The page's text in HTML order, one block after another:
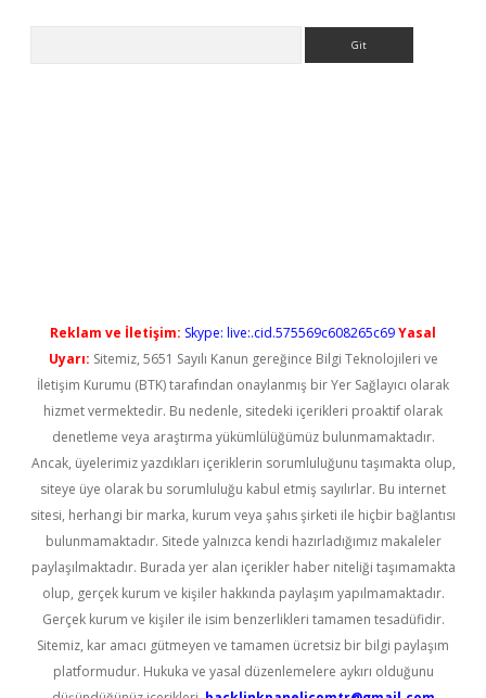
Reklam ve İletişim: Skype: live:.cid.575569c608265c69Yasal
Uyarı: Sitemiz, 5651 Sayılı Kanun gereğince Bilgi Teknolojileri ve
İletişim Kurumu (BTK) tarafından onaylanmış bir Yer Sağlayıcı olarak
hizmet vermektedir. Bu nedenle, sitedeki içerikleri proaktif olarak
denetleme veya araştırma yükümlülüğümüz bulunmamaktadır.
Ancak, üyelerimiz yazdıkları içeriklerin sorumluluğunu taşımakta olup,
siteye üye olarak bu sorumluluğu kabul etmiş sayılırlar. Bu internet
sitesi, herhangi bir marka, kurum veya şahıs şirketi ile hiçbir bağlantısı
bulunmamaktadır. Sitede yalnızca kendi hazırladığımız makaleler
paylaşılmaktadır. Burada yer alan içerikler haber niteliği taşımamakta
olup, gerçek kurum ve kişiler hakkında paylaşım yapılmamaktadır.
Gerçek kurum ve kişiler ile isim benzerlikleri tamamen tesadüfidir.
Sitemiz, kar amacı gütmeyen ve tamamen ücretsiz bir bilgi paylaşım
platformudur. Hukuka ve yasal düzenlemelere aykırı olduğunu